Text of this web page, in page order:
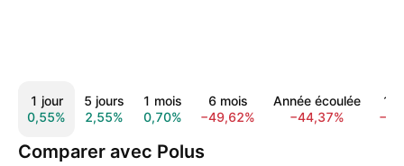
1 jour
0,55%
5 jours
2,55%
1 mois
0,70%
6 mois
−49,62%
Année écoulée
−44,37%
1
Comparer avec Polus